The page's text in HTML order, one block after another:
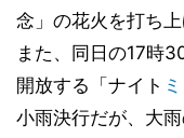
念」の花火を打ち
また、同日の17時
開放する「ナイト
小雨決行だが、大